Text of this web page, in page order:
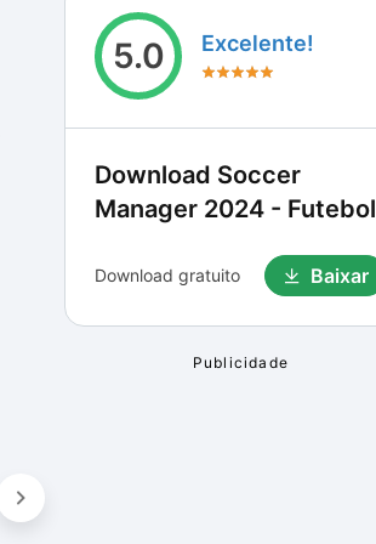
5.0 Excelente!
Download Soccer
Manager 2024 - Futebol
Download gratuito Baixar